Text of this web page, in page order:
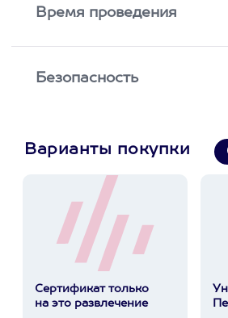
Время проведения
Безопасность
Варианты покупки
Сертификат только
на это развлечение